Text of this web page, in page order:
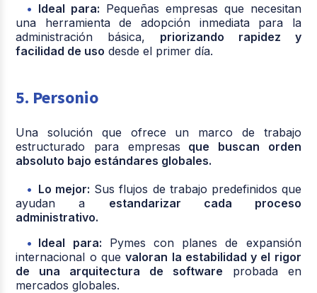
Ideal para: Pequeñas empresas que necesitan
una herramienta de adopción inmediata para la
administración básica, priorizando rapidez y
facilidad de uso desde el primer día.
5. Personio
Una solución que ofrece un marco de trabajo
estructurado para empresas que buscan orden
absoluto bajo estándares globales.
Lo mejor: Sus flujos de trabajo predefinidos que
ayudan a estandarizar cada proceso
administrativo.
Ideal para: Pymes con planes de expansión
internacional o quevaloran la estabilidad y el rigor
de una arquitectura de software probada en
mercados globales.